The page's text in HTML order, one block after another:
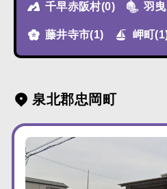
千早赤阪村(0) 羽
藤井寺市(1) 岬町
泉北郡忠岡町